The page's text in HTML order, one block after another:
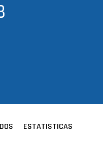
ESTATISTICAS